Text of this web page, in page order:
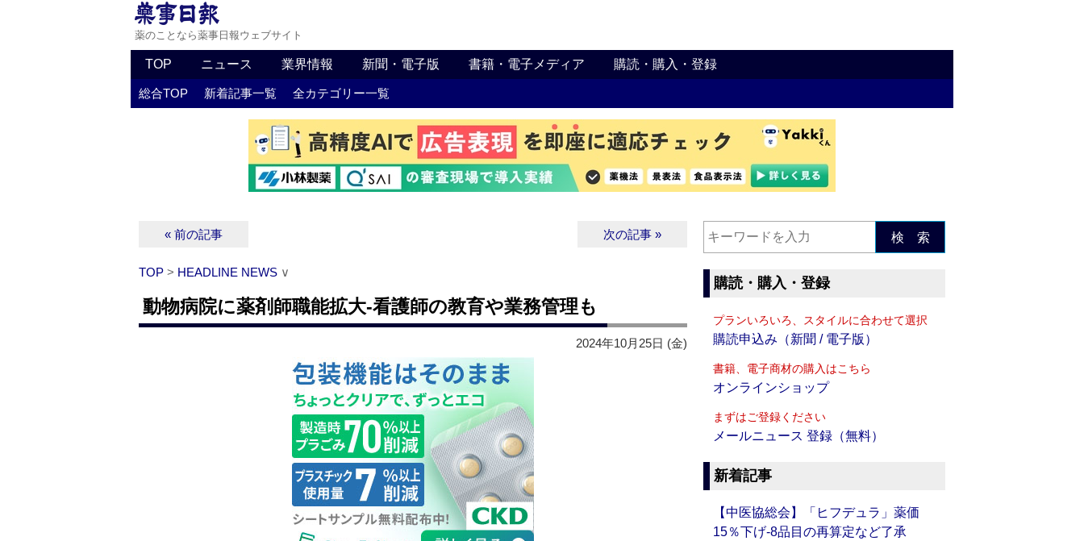
薬のことなら薬事日報ウェブサイト
TOP ニュース 業界情報 新聞・電子版 書籍・電子メディア 購読・購入・登録
総合TOP 新着記事一覧 全カテゴリー一覧
« 前の記事 次の記事 »
TOP > HEADLINE NEWS ∨
動物病院に薬剤師職能拡大‐看護師の教育や業務管理も
2024年10月25日 (金)
検 索
購読・購入・登録
プランいろいろ、スタイルに合わせて選択
購読申込み（新聞 / 電子版）
書籍、電子商材の購入はこちら
オンラインショップ
まずはご登録ください
メールニュース 登録（無料）
新着記事
【中医協総会】「ヒフデュラ」薬価
15％下げ‐8品目の再算定など了承